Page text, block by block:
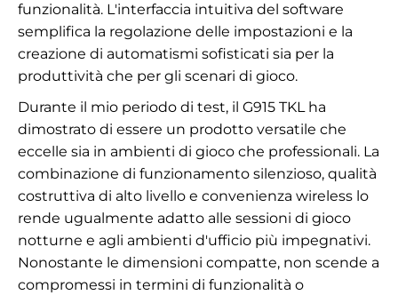
funzionalità. L'interfaccia intuitiva del software
semplifica la regolazione delle impostazioni e la
creazione di automatismi sofisticati sia per la
produttività che per gli scenari di gioco.
Durante il mio periodo di test, il G915 TKL ha
dimostrato di essere un prodotto versatile che
eccelle sia in ambienti di gioco che professionali. La
combinazione di funzionamento silenzioso, qualità
costruttiva di alto livello e convenienza wireless lo
rende ugualmente adatto alle sessioni di gioco
notturne e agli ambienti d'ufficio più impegnativi.
Nonostante le dimensioni compatte, non scende a
compromessi in termini di funzionalità o